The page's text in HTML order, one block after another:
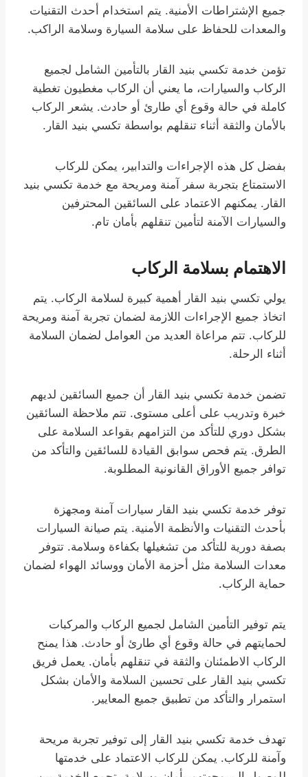
جميع الإشتراطات الأمنية. يتم استخدام أحدث التقنيات
والمعدات للحفاظ على سلامة السيارة وسلامة الراكب.
تؤمن خدمة تكسي بنيد القار بالتأمين الشامل لجميع
الركاب والسيارات، ما يعني أن الركاب مغطيون تغطية
كاملة في حالة وقوع أي طارئ أو حادث. يشعر الركاب
بالأمان والثقة أثناء تنقلهم بواسطة تكسي بنيد القار.
بفضل كل هذه الإجراءات والتدابير، يمكن للركاب
الاستمتاع بتجربة سفر آمنة ومريحة مع خدمة تكسي بنيد
القار. يمكنهم الاعتماد على السائقين المحترفين
والسيارات الآمنة لتأمين تنقلهم بأمان تام.
الاهتمام بسلامة الركاب
يولي تكسي بنيد القار أهمية كبيرة لسلامة الركاب. يتم
اتخاذ جميع الإجراءات اللازمة لضمان تجربة آمنة ومريحة
للركاب. تتم مراعاة العديد من العوامل لضمان السلامة
أثناء الرحلة.
تضمن خدمة تكسي بنيد القار أن جميع السائقين لديهم
خبرة وتدريب على أعلى مستوى. تتم ملاحظة السائقين
بشكل دوري للتأكد من التزامهم بقواعد السلامة على
الطرق. يتم فحص سوابق القيادة للسائقين والتأكد من
توافر جميع الأوراق القانونية المطلوبة.
توفر خدمة تكسي بنيد القار سيارات آمنة ومجهزة
بأحدث التقنيات والأنظمة الأمنية. يتم صيانة السيارات
بصفة دورية للتأكد من تشغيلها بكفاءة وسلامة. تتوفر
معدات السلامة مثل أحزمة الأمان ووسائد الهواء لضمان
حماية الركاب.
يتم توفير التأمين الشامل لجميع الركاب والمركبات
لحمايتهم في حالة وقوع أي طارئ أو حادث. هذا يمنح
الركاب الاطمئنان والثقة في تنقلهم بأمان. يعمل فريق
تكسي بنيد القار على تحسين السلامة والأمان بشكل
استمرار والتأكد من تطبيق جميع المعايير.
تهدف خدمة تكسي بنيد القار إلى توفير تجربة مريحة
وآمنة للركاب. يمكن للركاب الاعتماد على خدمتها